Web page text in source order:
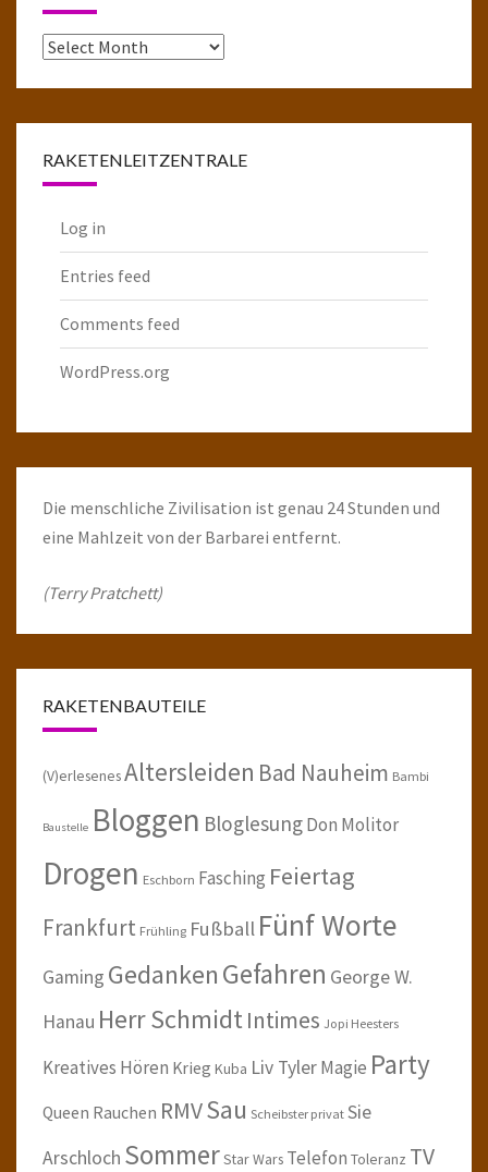
Das
RAKETENLEITZENTRALE
Log in
Entries feed
Comments feed
WordPress.org
Die menschliche Zivilisation ist genau 24 Stunden und
eine Mahlzeit von der Barbarei entfernt.
(Terry Pratchett)
RAKETENBAUTEILE
(V)erlesenesAltersleiden Bad Nauheim Bambi
Baustelle Bloggen BloglesungDon Molitor
Drogen Eschborn Fasching Feiertag
Frankfurt Frühling Fußball Fünf Worte
Gaming GedankenGefahren George W.
Hanau Herr SchmidtIntimes Jopi Heesters
Kreatives Hören Krieg Kuba Liv TylerMagie Party
Queen Rauchen RMVSau Scheibster privat Sie
Arschloch SommerStar Wars Telefon Toleranz TV